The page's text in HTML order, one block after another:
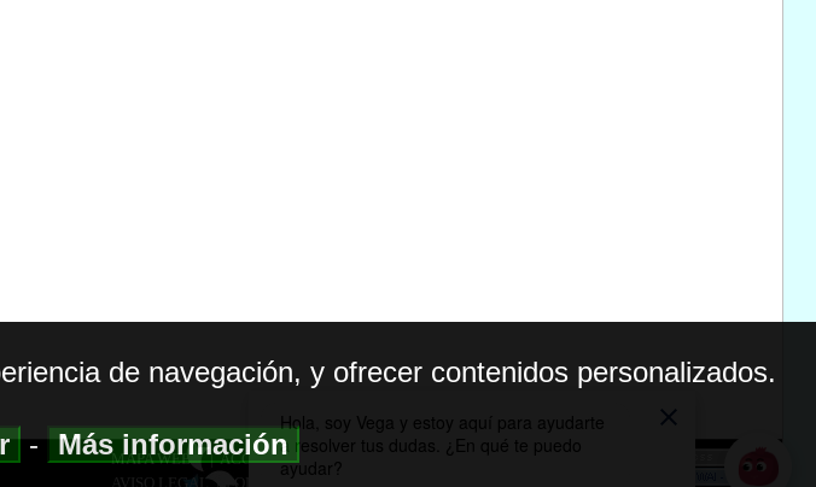
MAPA WEB|ACCESIBILIDAD
AVISO LEGAL| POLITICA DE PRIVACIDAD
de navegación, y ofrecer contenidos personalizados.
-Más información